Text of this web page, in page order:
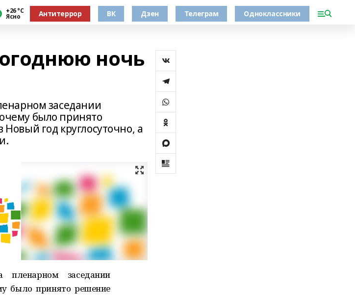
+26 °С
Ясно Антитеррор ВК Дзен Телеграм Одноклассники
ночь
заседании
было принято
год круглосуточно, а
пленарном заседании
было принято решение